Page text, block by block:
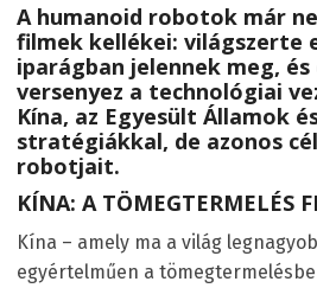
A humanoid robotok már
filmek kellékei: világszerte
iparágban jelennek meg,
versenyez a technológiai
Kína, az Egyesült Államok
stratégiákkal, de azonos
robotjait.
KÍNA: A TÖMEGTERMELÉS
Kína – amely ma a világ
egyértelműen a